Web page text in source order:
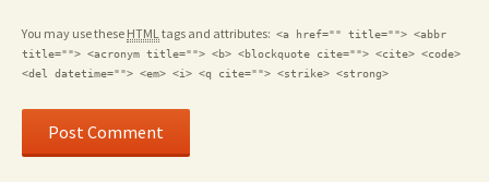
You may use these HTMLtags and attributes: <a href="" title=""> <abbr
title=""> <acronym title=""> <b> <blockquote cite=""> <cite> <code>
<del datetime=""> <em> <i> <q cite=""> <strike> <strong>